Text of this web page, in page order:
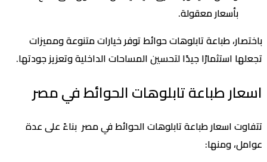
بأسعار معقولة.
باختصار، طباعة تابلوهات حوائط توفر خيارات متنوعة ومميزات
تجعلها استثمارًا جيدًا لتحسين المساحات الداخلية وتعزيز جودتها.
اسعار طباعة تابلوهات الحوائط في مصر
تتفاوت اسعار طباعة تابلوهات الحوائط في مصر بناءً على عدة
عوامل، ومنها: